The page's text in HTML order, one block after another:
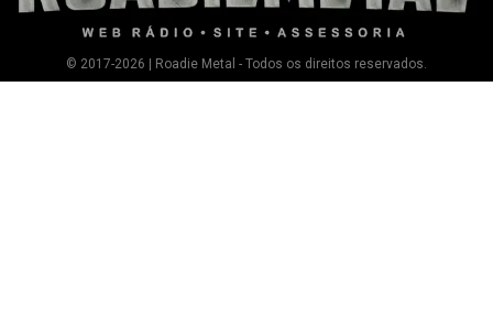
© 2017-2026 | Roadie Metal - Todos os direitos reservados.